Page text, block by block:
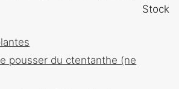
Stock
pousser du ctentanthe (ne